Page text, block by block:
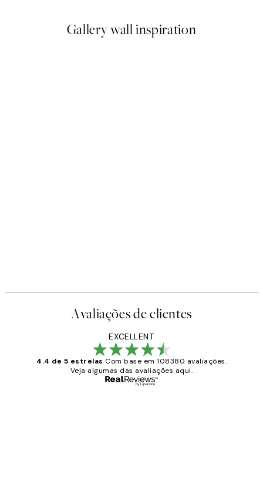
Gallery wall inspiration
Avaliações de clientes
EXCELLENT
4.4 de 5 estrelas Com base em 108380 avaliações.
Veja algumas das avaliações aqui.